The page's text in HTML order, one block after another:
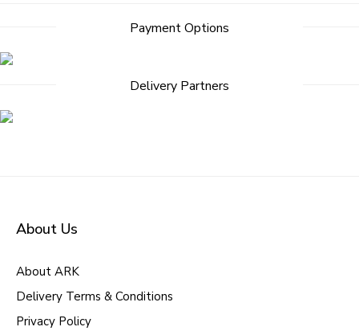
Payment Options
Delivery Partners
About Us
About ARK
Delivery Terms & Conditions
Privacy Policy